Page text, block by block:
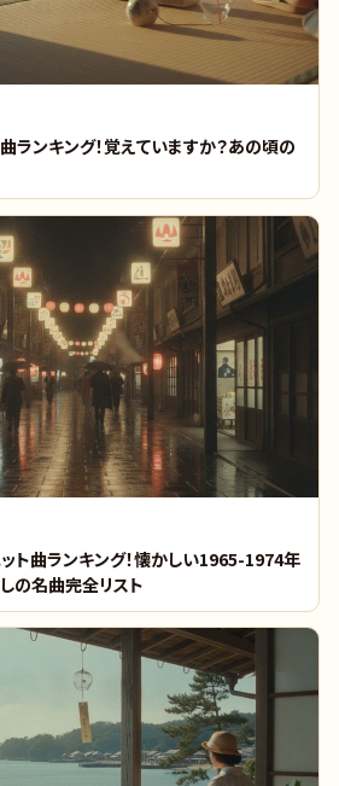
ランキング！覚えていますか？あの頃の
ト曲ランキング！懐かしい1965-1974年
の名曲完全リスト